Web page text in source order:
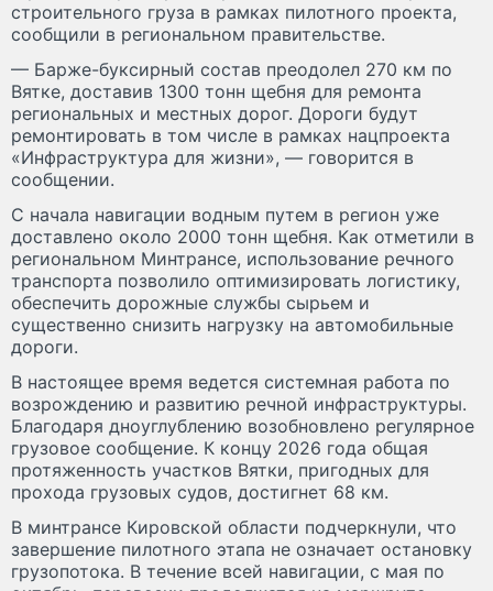
строительного груза в рамках пилотного проекта,
сообщили в региональном правительстве.
— Барже-буксирный состав преодолел 270 км по
Вятке, доставив 1300 тонн щебня для ремонта
региональных и местных дорог. Дороги будут
ремонтировать в том числе в рамках нацпроекта
«Инфраструктура для жизни», — говорится в
сообщении.
С начала навигации водным путем в регион уже
доставлено около 2000 тонн щебня. Как отметили в
региональном Минтрансе, использование речного
транспорта позволило оптимизировать логистику,
обеспечить дорожные службы сырьем и
существенно снизить нагрузку на автомобильные
дороги.
В настоящее время ведется системная работа по
возрождению и развитию речной инфраструктуры.
Благодаря дноуглублению возобновлено регулярное
грузовое сообщение. К концу 2026 года общая
протяженность участков Вятки, пригодных для
прохода грузовых судов, достигнет 68 км.
В минтрансе Кировской области подчеркнули, что
завершение пилотного этапа не означает остановку
грузопотока. В течение всей навигации, с мая по